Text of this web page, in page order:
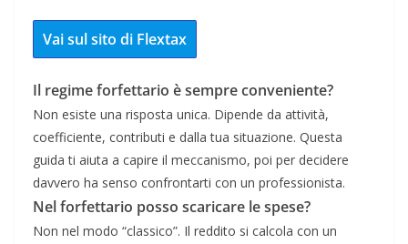
Vai sul sito di Flextax
Il regime forfettario è sempre conveniente?
Non esiste una risposta unica. Dipende da attività,
coefficiente, contributi e dalla tua situazione. Questa
guida ti aiuta a capire il meccanismo, poi per decidere
davvero ha senso confrontarti con un professionista.
Nel forfettario posso scaricare le spese?
Non nel modo “classico”. Il reddito si calcola con un